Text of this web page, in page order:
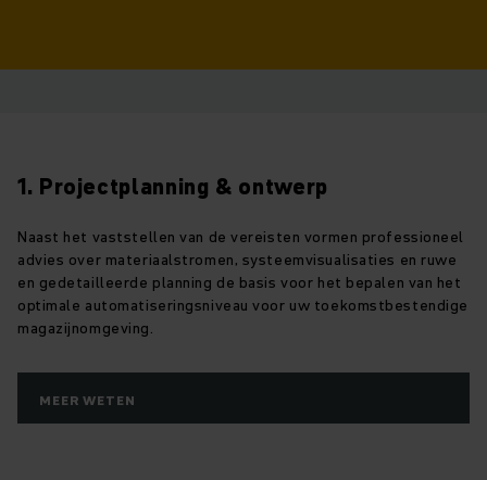
1. Projectplanning & ontwerp
Naast het vaststellen van de vereisten vormen professioneel
advies over materiaalstromen, systeemvisualisaties en ruwe
en gedetailleerde planning de basis voor het bepalen van het
optimale automatiseringsniveau voor uw toekomstbestendige
magazijnomgeving.
MEER WETEN